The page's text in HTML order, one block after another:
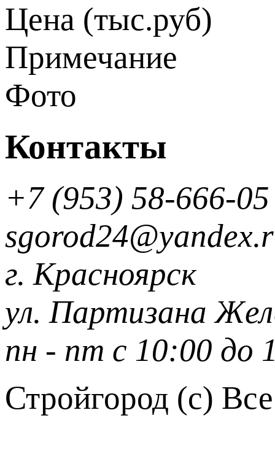
Цена (тыс.руб)
Примечание
Фото
Контакты
+7 (953) 58-666-05
г. Красноярск
ул. Партизана
пн - пт с 10:00 до
Стройгород (с)